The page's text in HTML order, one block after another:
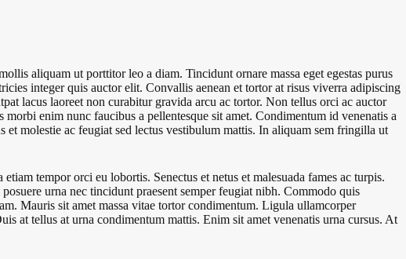
aliquam ut porttitor leo a diam. Tincidunt ornare massa eget egestas purus
integer quis auctor elit. Convallis aenean et tortor at risus viverra adipiscing
lacus laoreet non curabitur gravida arcu ac tortor. Non tellus orci ac auctor
enim nunc faucibus a pellentesque sit amet. Condimentum id venenatis a
molestie ac feugiat sed lectus vestibulum mattis. In aliquam sem fringilla ut
tempor orci eu lobortis. Senectus et netus et malesuada fames ac turpis.
urna nec tincidunt praesent semper feugiat nibh. Commodo quis
Mauris sit amet massa vitae tortor condimentum. Ligula ullamcorper
at tellus at urna condimentum mattis. Enim sit amet venenatis urna cursus. At